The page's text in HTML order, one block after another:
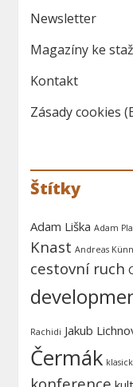
Newsletter
Magazíny ke
Kontakt
Zásady cookies
Štítky
Adam Liška Adam
Knast Andreas
cestovní ruch
Rachidi Jakub
Čermák